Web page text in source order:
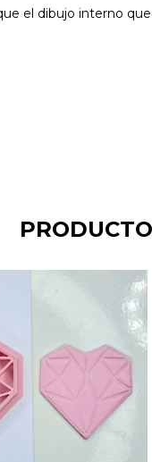
el dibujo interno